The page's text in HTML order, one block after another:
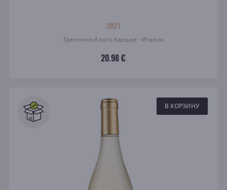
2021
Трентино-Альто Адидже · Италия
20.98 €
В КОРЗИНУ